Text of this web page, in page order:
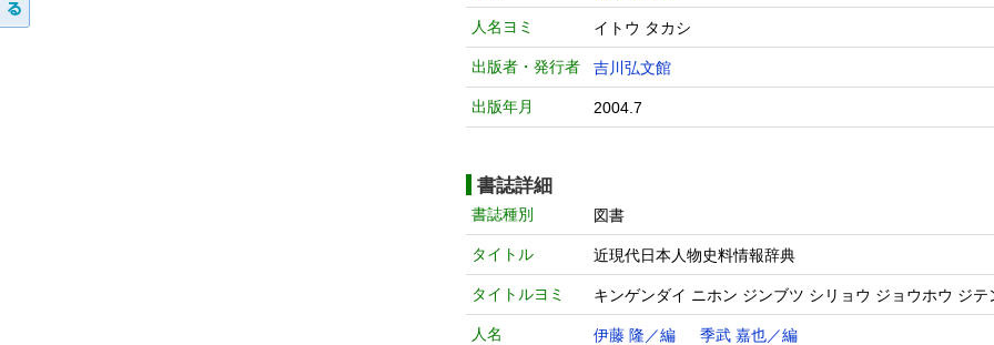
人名ヨミ イトウ タカシ
出版者・発行者 吉川弘文館
出版年月 2004.7
書誌詳細
書誌種別 図書
タイトル 近現代日本人物史料情報辞典
タイトルヨミ キンゲンダイ ニホン ジンブツ シリョウ ジョウホウ ジテ
人名 伊藤 隆／編 季武 嘉也／編